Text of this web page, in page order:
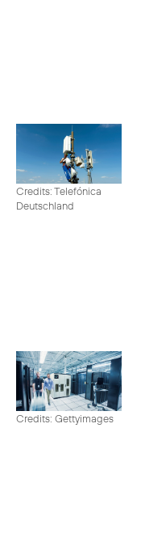
Credits: Telefónica
Deutschland
Credits: Gettyimages